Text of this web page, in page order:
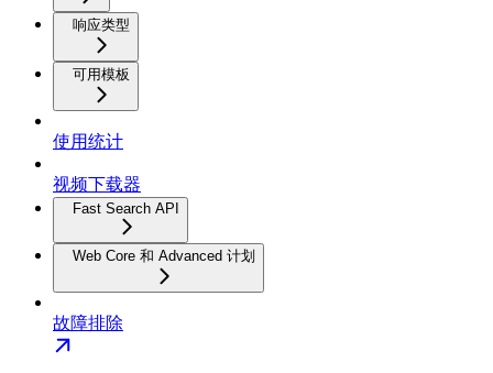
响应类型
可用模板
使用统计
视频下载器
Fast Search API
Web Core 和 Advanced 计划
故障排除